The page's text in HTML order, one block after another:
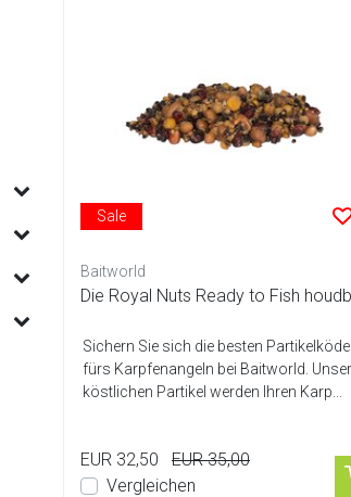
Sale
Baitworld
Die Royal Nuts Ready to Fish
Sichern Sie sich die besten
fürs Karpfenangeln bei Baitworld.
köstlichen Partikel werden Ihren Karp...
EUR 32,50
EUR 35,00
Vergleichen